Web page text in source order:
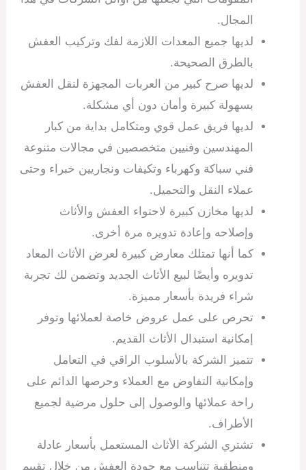
المجال.
لديها جميع المعدات اللازمة لفك وتركيب العفش
بالطرق الصحيحة.
لديها صرح كبير من العربات المجهزة لنقل العفش
بسهولة كبيرة وأمان دون أي مشكلة.
لديها فريق عمل قوي ومتكامل بداية من كبار
المهندسين وفنيين متخصصين في مجالات متنوعة
فني سباكة وكهرباء وتكيفات ونجاريين خبراء وحتى
عملاء النقل والتحميل.
لديها مخازن كبيرة لاحتواء العفش والأثاث
وإصلاحه وإعادة تدويره مرة أخرى.
كما أنها تمتلك معارض كبيرة لعرض الأثاث المعاد
تدويره وأيضًا لبيع الأثاث الجديد وتضمن لك تجربة
شراء فريدة بأسعار مميزة.
تحرص على عمل عروض خاصة لعملائها وتوفر
إمكانية استبدال الأثاث القديم.
تتميز الشركة بالأسلوب الراقي في التعامل
وإمكانية التفاوض مع العملاء وحرصها الدائم على
راحة عملائها والوصول إلى حلول مرضية لجميع
الأطراف.
تشتري الشركة الأثاث المستعمل بأسعار عادلة
ومنطقية تتناسب مع جودة العفش من خلال تقييم